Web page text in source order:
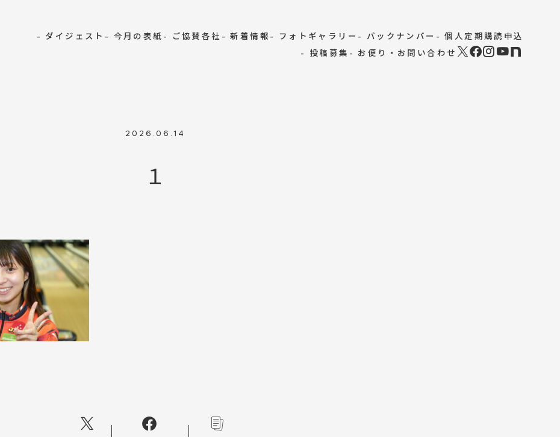
- ダイジェスト - 今月の表紙 - ご協賛各社 - 新着情報 - フォトギャラリー - バックナンバー - 個人定期購読申込
- 投稿募集 - お便り・お問い合わせ
2026.06.14
１